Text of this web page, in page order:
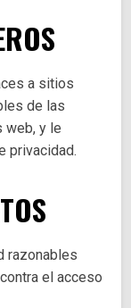
a sitios
de las
web, y le
privacidad.
razonables
el acceso